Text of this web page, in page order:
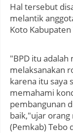
Hal tersebut
melantik
Koto Kabupaten
"BPD itu
melaksanakan
karena itu saya
memahami
pembangunan
baik,"ujar
(Pemkab) Tebo